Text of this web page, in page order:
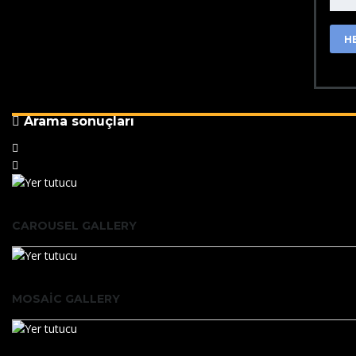
Arama sonuçları
CAROUSEL GALLERY
MOSAIC GALLERY